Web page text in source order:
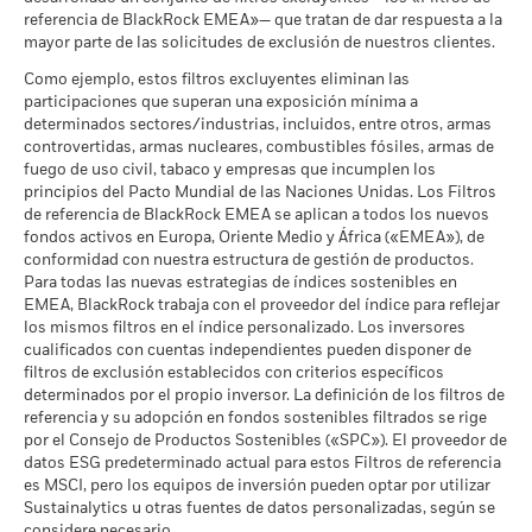
aumentar o disminuir como resultado de las fluctuaciones del
valor de las divisas si su inversión se realiza en una divisa
distinta de la utilizada para el cálculo de la rentabilidad
pasada. Fuente: Blackrock
Rendimiento medio cada año
El escenario de tensión muestra lo que usted podría recibir en
circunstancias extremas de los mercados.
Fondos de Lipper
a 17 jul 2026
Intensidad Media Ponderada
de Exposición al Carbono de
MSCI (toneladas de
emisiones de CO2 / millón de
$ en ventas)
a 17 jul 2026
Porcentaje de Cobertura ESG
de MSCI
a 17 jul 2026
89,59
Puntuación de Calidad ESG
de MSCI - Percentil entre
Empresas Similares
a 17 jul 2026
Fondos en Grupo de
Características Similares
a 17 jul 2026
277
Porcentaje de Cobertura de la
Media Ponderada de
Intensidad de Carbono de
MSCI
56,79
Naciones Unidas
a 30 jun 2026
a 30 jun 2026
MSCI - Arenas Bituminosas
a 30 jun 2026
0,00%
Cobertura de Implicación
Empresarial
a 30 jun 2026
48,26%
Porcentaje del Fondo no
cubierto
a 30 jun 2026
51,74%
Las exposiciones a Implicación Empresarial de BlackRock
indicadas anteriormente para Carbón Térmico y Arenas
Bituminosas se calculan y notifican para aquellas empresas
en las que más de un 5 % de sus ingresos proceden de la
explotación de carbón térmico o arenas bituminosas de
referencia de BlackRock EMEA»— que tratan de dar respuesta a la
mayor parte de las solicitudes de exclusión de nuestros clientes.
Como ejemplo, estos filtros excluyentes eliminan las
participaciones que superan una exposición mínima a
determinados sectores/industrias, incluidos, entre otros, armas
controvertidas, armas nucleares, combustibles fósiles, armas de
fuego de uso civil, tabaco y empresas que incumplen los
principios del Pacto Mundial de las Naciones Unidas. Los Filtros
de referencia de BlackRock EMEA se aplican a todos los nuevos
fondos activos en Europa, Oriente Medio y África («EMEA»), de
conformidad con nuestra estructura de gestión de productos.
Para todas las nuevas estrategias de índices sostenibles en
EMEA, BlackRock trabaja con el proveedor del índice para reflejar
los mismos filtros en el índice personalizado. Los inversores
cualificados con cuentas independientes pueden disponer de
filtros de exclusión establecidos con criterios específicos
determinados por el propio inversor. La definición de los filtros de
referencia y su adopción en fondos sostenibles filtrados se rige
por el Consejo de Productos Sostenibles («SPC»). El proveedor de
datos ESG predeterminado actual para estos Filtros de referencia
es MSCI, pero los equipos de inversión pueden optar por utilizar
Sustainalytics u otras fuentes de datos personalizadas, según se